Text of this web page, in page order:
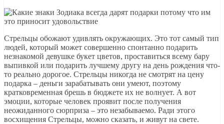
Стрельцы обожают удивлять окружающих. Это тот самый тип
людей, который может совершенно спонтанно подарить
незнакомой девушке букет цветов, проставиться всему бару
выпивкой или подарить лучшему другу на день рождения что-
то реально дорогое. Стрельцы никогда не смотрят на цену
подарка – деньги зарабатывать они умеют, поэтому
кратковременная брешь в бюджете их не волнует. А вот
эмоции, которые человек проявит после получения
неожиданного сюрприза – это незабываемо. Ради этого
восхищения Стрельцы, можно сказать, и живут на свете.